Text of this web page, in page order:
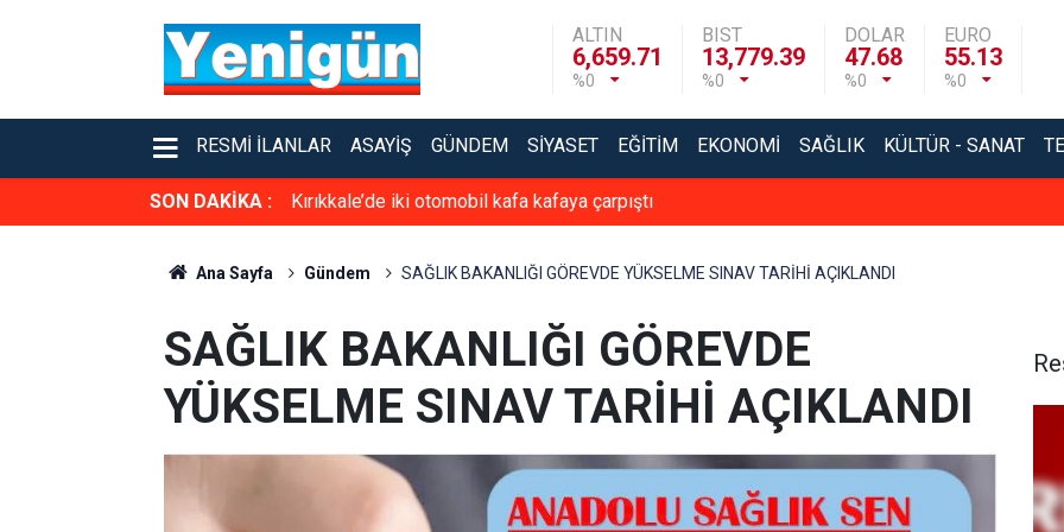
ALTIN
6,659.71
%0
BIST
13,779.39
%0
DOLAR
47.68
%0
EURO
55.13
%0
RESMI İLANLAR ASAYIŞ GÜNDEM SIYASET EĞITIM EKONOMI SAĞLIK KÜLTÜR - SANAT
SON DAKİKA : Kırıkkale’de iki otomobil kafa kafaya çarpıştı
Ana Sayfa Gündem SAĞLIK BAKANLIĞI GÖREVDE YÜKSELME SINAV TARİHİ AÇIKLANDI
SAĞLIK BAKANLIĞI GÖREVDE
YÜKSELME SINAV TARİHİ AÇIKLANDI